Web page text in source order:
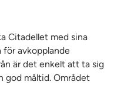
Citadellet med sina
avkopplande
är det enkelt att ta sig
god måltid. Området